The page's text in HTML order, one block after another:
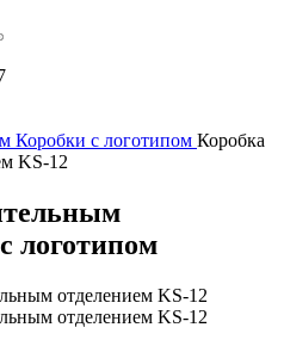
Коробки с логотипом Коробка
KS-12
логотипом